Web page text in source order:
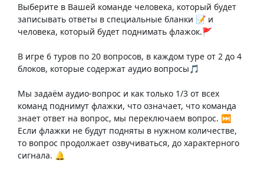
Выберите в Вашей команде человека, который будет
записывать ответы в специальные бланки 📝 и
человека, который будет поднимать флажок.🚩
В игре 6 туров по 20 вопросов, в каждом туре от 2 до 4
блоков, которые содержат аудио вопросы🎵
Мы задаём аудио-вопрос и как только 1/3 от всех
команд поднимут флажки, что означает, что команда
знает ответ на вопрос, мы переключаем вопрос. ⏭️
Если флажки не будут подняты в нужном количестве,
то вопрос продолжает озвучиваться, до характерного
сигнала. 🔔